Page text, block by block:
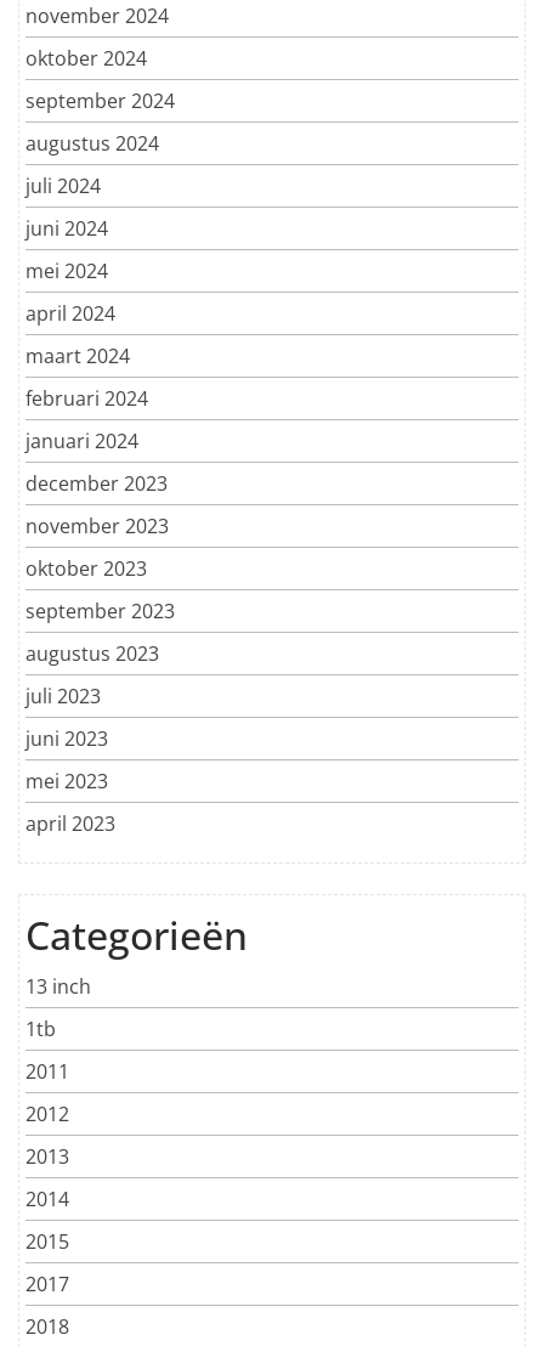
november 2024
oktober 2024
september 2024
augustus 2024
juli 2024
juni 2024
mei 2024
april 2024
maart 2024
februari 2024
januari 2024
december 2023
november 2023
oktober 2023
september 2023
augustus 2023
juli 2023
juni 2023
mei 2023
april 2023
Categorieën
13 inch
1tb
2011
2012
2013
2014
2015
2017
2018